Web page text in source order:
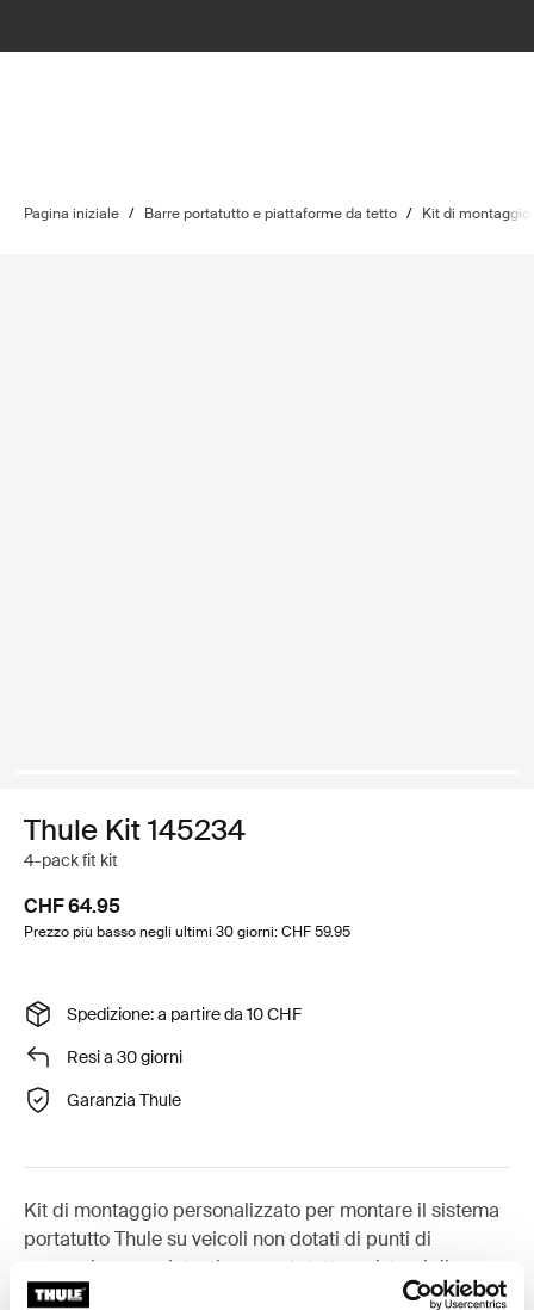
Pagina iniziale / Barre portatutto e piattaforme da tetto / Kit di montaggio
Thule Kit 145234
4-pack fit kit
CHF 64.95
Prezzo più basso negli ultimi 30 giorni: CHF 59.95
Spedizione: a partire da 10 CHF
Resi a 30 giorni
Garanzia Thule
Kit di montaggio personalizzato per montare il sistema
portatutto Thule su veicoli non dotati di punti di
aggancio pre-esistenti per portatutto o sistemi di
portaggio pre-installati.